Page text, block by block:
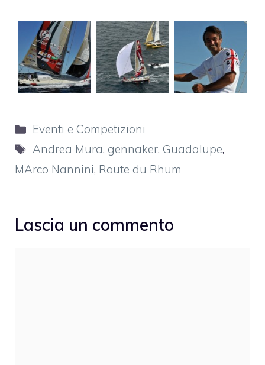
Categorie
Eventi e Competizioni
Tag
Andrea Mura, gennaker, Guadalupe,
MArco Nannini, Route du Rhum
Lascia un commento